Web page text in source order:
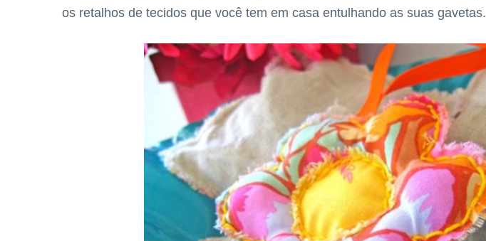
os retalhos de tecidos que você tem em casa entulhando as suas gavetas.